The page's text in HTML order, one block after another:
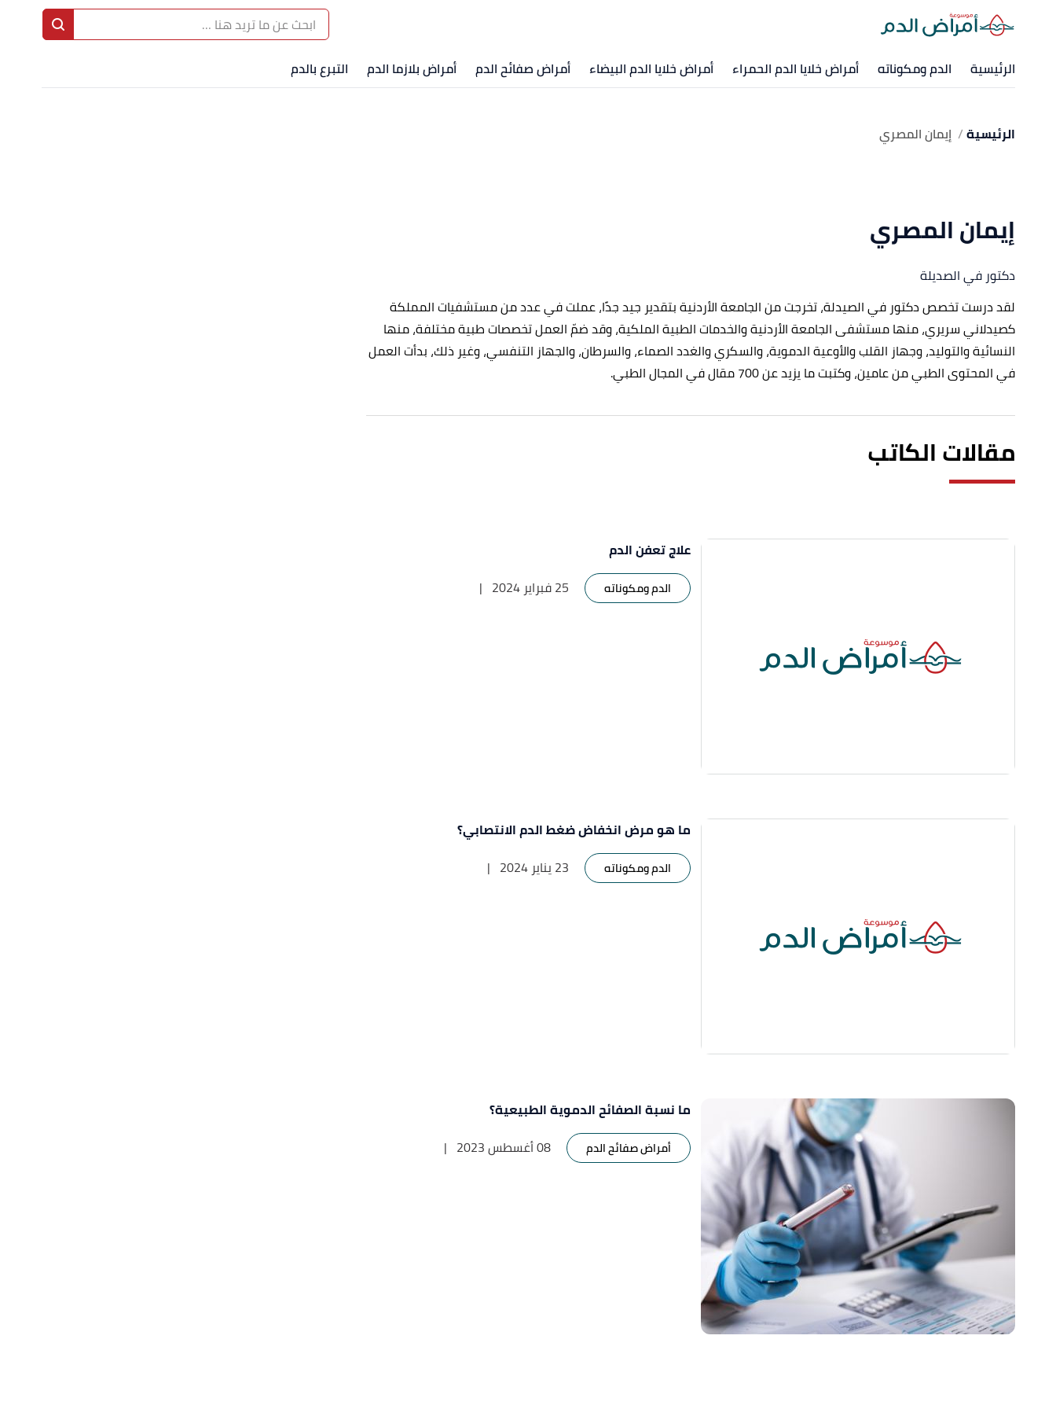
الرئيسية الدم ومكوناته أمراض خلايا الدم الحمراء أمراض خلايا الدم البيضاء أمراض صفائح الدم أمراض بلازما الدم التبرع بالدم
الرئيسية إيمان المصري
إيمان المصري
دكتور في الصديلة
لقد درست تخصص دكتور في الصيدلة، تخرجت من الجامعة الأردنية بتقدير جيد جدًا، عملت في عدد من مستشفيات المملكة
كصيدلاني سريري، منها مستشفى الجامعة الأردنية والخدمات الطبية الملكية، وقد ضمّ العمل تخصصات طبية مختلفة، منها
النسائية والتوليد، وجهاز القلب والأوعية الدموية، والسكري والغدد الصماء، والسرطان، والجهاز التنفسي، وغير ذلك، بدأت العمل
في المحتوى الطبي من عامين، وكتبت ما يزيد عن 700 مقال في المجال الطبي.
مقالات الكاتب
علاج تعفن الدم
الدم ومكوناته 25 فبراير 2024 |
ما هو مرض انخفاض ضغط الدم الانتصابي؟
الدم ومكوناته 23 يناير 2024 |
ما نسبة الصفائح الدموية الطبيعية؟
أمراض صفائح الدم 08 أغسطس 2023 |